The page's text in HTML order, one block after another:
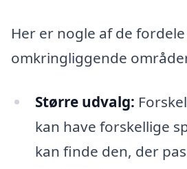
Her er nogle af de
omkringliggende
Større udvalg:
kan have forskellige
kan finde den, der